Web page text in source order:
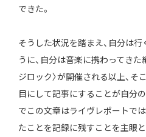
できた。
そうした状況を踏まえ、自分は
うに、自分は音楽に携わってきた
ジロック〉が開催される以上、そ
目にして記事にすることが自分
でこの文章はライヴレポートで
たことを記録に残すことを主眼と